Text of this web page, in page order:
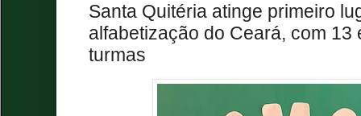
Santa Quitéria atinge primeiro
alfabetização do Ceará, com 13
turmas